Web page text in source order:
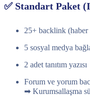
✅ Standart Paket
25+ backlink
5 sosyal medya
2 adet tanıtım yazısı
Forum ve yorum
➡ Kurumsallaşma